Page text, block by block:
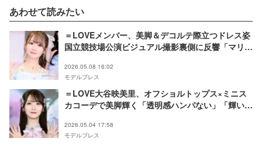
あわせて読みたい
＝LOVEメンバー、美脚＆デコルテ際立つドレス姿
国立競技場公演ビジュアル撮影裏側に反響「マリー
2026.05.08 16:02
モデルプレス
＝LOVE大谷映美里、オフショルトップス×ミニス
カコーデで美脚輝く「透明感ハンパない」「輝いて
2026.05.04 17:58
モデルプレス